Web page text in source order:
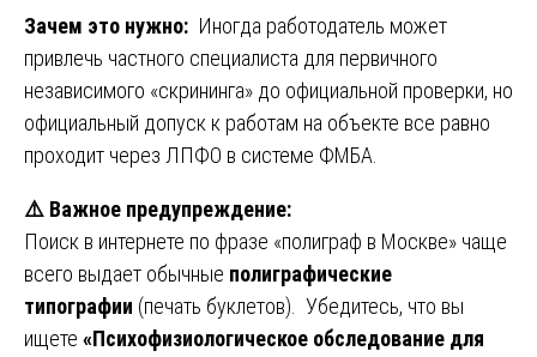
Зачем это нужно: Иногда работодатель может
привлечь частного специалиста для первичного
независимого «скрининга» до официальной проверки, но
официальный допуск к работам на объекте все равно
проходит через ЛПФО в системе ФМБА.
⚠️ Важное предупреждение:
Поиск в интернете по фразе «полиграф в Москве» чаще
всего выдает обычные полиграфические
типографии (печать буклетов). Убедитесь, что вы
ищете «Психофизиологическое обследование для